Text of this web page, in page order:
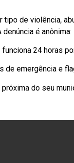
de violência,
é anônima:
24 horas
de emergência e
do seu